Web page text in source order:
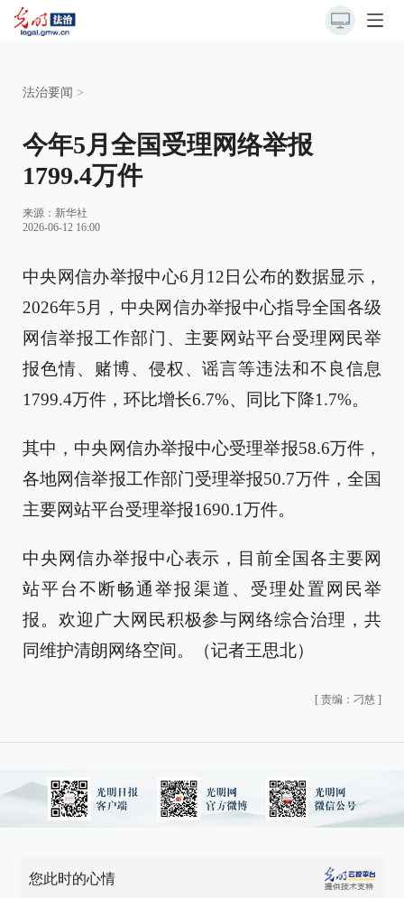
法治要闻 >
今年5月全国受理网络举报
1799.4万件
来源： 新华社
2026-06-12 16:00
中央网信办举报中心6月12日公布的数据显示，
2026年5月，中央网信办举报中心指导全国各级
网信举报工作部门、主要网站平台受理网民举
报色情、赌博、侵权、谣言等违法和不良信息
1799.4万件，环比增长6.7%、同比下降1.7%。
其中，中央网信办举报中心受理举报58.6万件，
各地网信举报工作部门受理举报50.7万件，全国
主要网站平台受理举报1690.1万件。
中央网信办举报中心表示，目前全国各主要网
站平台不断畅通举报渠道、受理处置网民举
报。欢迎广大网民积极参与网络综合治理，共
同维护清朗网络空间。（记者王思北）
[ 责编：刁慈 ]
您此时的心情